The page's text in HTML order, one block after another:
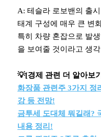
A: 테슬라 로보밴의 출
태계 구성에 매우 큰 변
특히 차량 혼잡으로 발
을 보여줄 것이라고 생
💡[경제 관련 더 알아보
화장품 관련주 3가지 정
강 등 전망!
금투세 도대체 뭐길래?
내용 정리!